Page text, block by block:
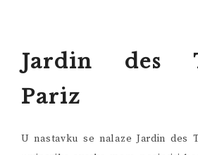
Jardin des
Pariz
U nastavku se nalaze Jardin des